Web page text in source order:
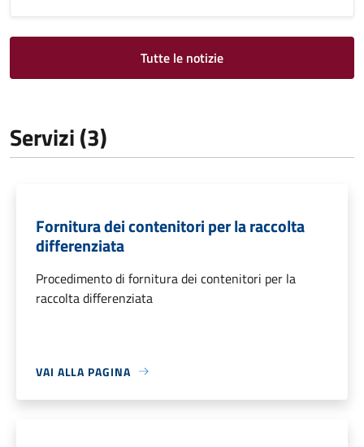
Tutte le notizie
Servizi (3)
Fornitura dei contenitori per la raccolta
differenziata
Procedimento di fornitura dei contenitori per la
raccolta differenziata
VAI ALLA PAGINA